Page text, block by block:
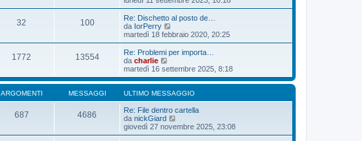
a
g
g
i
o
m
s
s
a
g
g
o
m
o
m
s
a
g
i
d
u
l
m
o
m
e
s
s
g
g
i
32 100
Re: Dischetto al posto de…
da IorPerry
e
d
i
l
i
m
o
m
e
s
martedì 18 febbraio 2020, 20:25
1772 13554
Re: Problemi per importa…
da charlie
e
d
i
u
l
t
i
m
o
martedì 16 settembre 2025, 8:18
ARGOMENTI MESSAGGI ULTIMO MESSAGGIO
687 4686
Re: File dentro cartella
da nickGiard
e
d
giovedì 27 novembre 2025, 23:08